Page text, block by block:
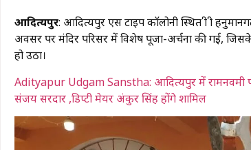
​आदित्यपुर: आदित्यपुर एस टाइप कॉलोनी स्थित श्री श्री
अवसर पर मंदिर परिसर में विशेष पूजा-अर्चना की गई, जिसके
हो उठा।
Adityapur Udgam Sanstha: आदित्यपुर में रामनवमी
संजय सरदार ,डिप्टी मेयर अंकुर सिंह होंगे शामिल